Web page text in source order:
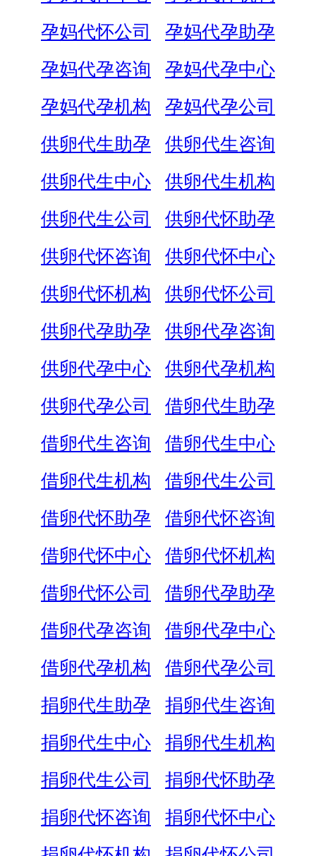
孕妈代怀公司
孕妈代孕助孕
孕妈代孕咨询
孕妈代孕中心
孕妈代孕机构
孕妈代孕公司
供卵代生助孕
供卵代生咨询
供卵代生中心
供卵代生机构
供卵代生公司
供卵代怀助孕
供卵代怀咨询
供卵代怀中心
供卵代怀机构
供卵代怀公司
供卵代孕助孕
供卵代孕咨询
供卵代孕中心
供卵代孕机构
供卵代孕公司
借卵代生助孕
借卵代生咨询
借卵代生中心
借卵代生机构
借卵代生公司
借卵代怀助孕
借卵代怀咨询
借卵代怀中心
借卵代怀机构
借卵代怀公司
借卵代孕助孕
借卵代孕咨询
借卵代孕中心
借卵代孕机构
借卵代孕公司
捐卵代生助孕
捐卵代生咨询
捐卵代生中心
捐卵代生机构
捐卵代生公司
捐卵代怀助孕
捐卵代怀咨询
捐卵代怀中心